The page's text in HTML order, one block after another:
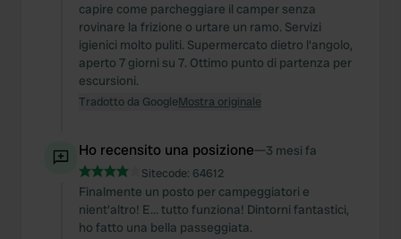
capire come parcheggiare il camper senza
rovinare la frizione o urtare un ramo. Servizi
igienici molto puliti. Supermercato dietro l'angolo,
aperto 7 giorni su 7. Ottimo punto di partenza per
escursioni.
Tradotto da GoogleMostra originale
Ho recensito una posizione—3 mesi fa
Sitecode: 64612
Finalmente un posto per campeggiatori e
nient'altro! E... tutto funziona! Dintorni fantastici,
ho fatto una bella passeggiata.